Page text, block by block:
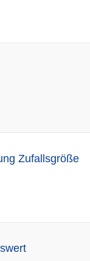
Zufallsgröße